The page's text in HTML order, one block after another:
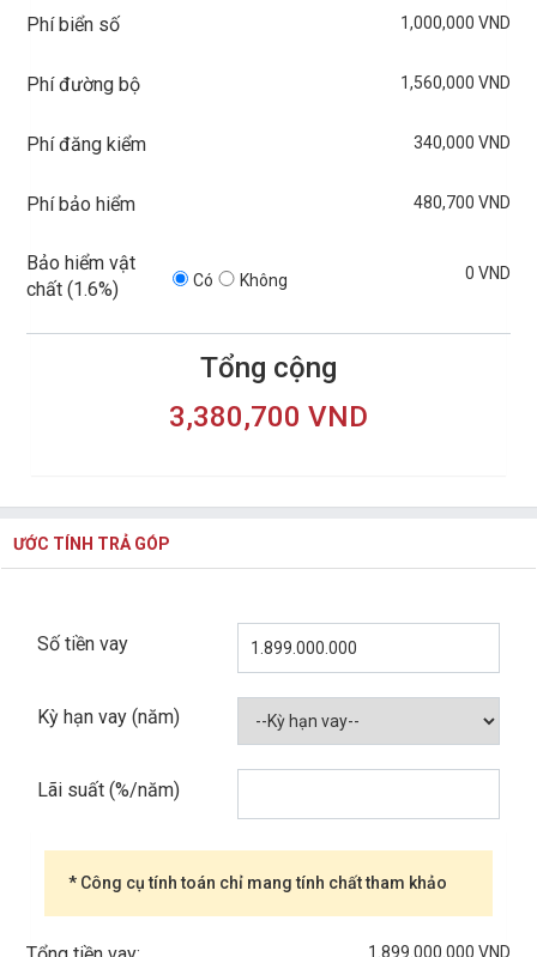
Phí biển số 1,000,000 VND
Phí đường bộ 1,560,000 VND
Phí đăng kiểm 340,000 VND
Phí bảo hiểm 480,700 VND
Bảo hiểm vật
chất (1.6%) Có Không 0 VND
Tổng cộng
3,380,700 VND
ƯỚC TÍNH TRẢ GÓP
Số tiền vay
Kỳ hạn vay (năm)
Lãi suất (%/năm)
* Công cụ tính toán chỉ mang tính chất tham khảo
1.899.000.000 VND